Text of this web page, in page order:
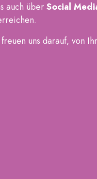
auch überSocial
uns darauf, von